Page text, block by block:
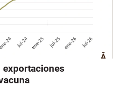
exportaciones